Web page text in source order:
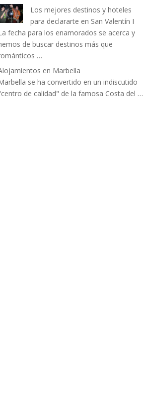
Los mejores destinos y hoteles
para declararte en San Valentín I
fecha para los enamorados se acerca y
de buscar destinos más que
…
en Marbella
se ha convertido en un indiscutido
de calidad" de la famosa Costa del …